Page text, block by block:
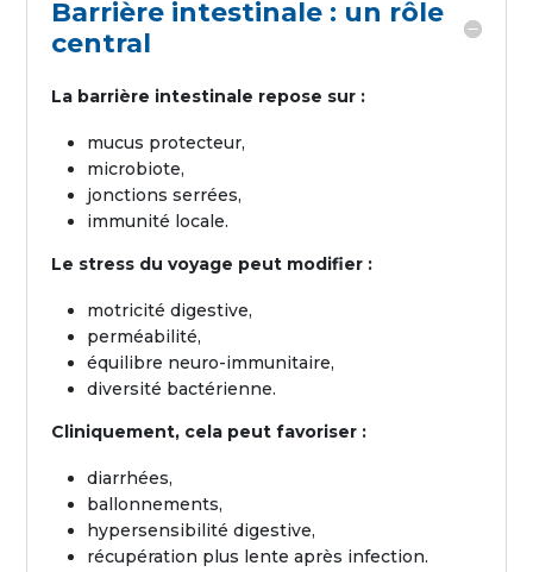
Barrière intestinale : un rôle
central
La barrière intestinale repose sur :
mucus protecteur,
microbiote,
jonctions serrées,
immunité locale.
Le stress du voyage peut modifier :
motricité digestive,
perméabilité,
équilibre neuro-immunitaire,
diversité bactérienne.
Cliniquement, cela peut favoriser :
diarrhées,
ballonnements,
hypersensibilité digestive,
récupération plus lente après infection.